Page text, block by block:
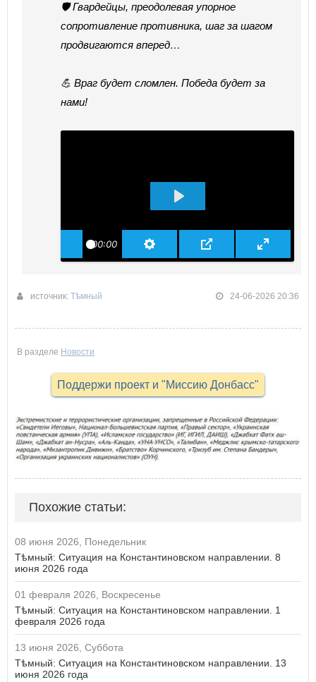
🛡️ Гвардейцы, преодолевая упорное
сопротивление противника, шаг за шагом
продвигаются вперед…
💪 Враг будет сломлен. Победа будет за
нами!
00:00
источник: Тѣмный 24-06-2026 20:36
В разделе Новости
Поддержи проект и "Миссию Донбасс"
Похожие статьи:
08 июня 2026, Понедельник
Тѣмный: Ситуация на Константиновском направлении. 8
июня 2026 года
01 февраля 2026, Воскресенье
Тѣмный: Ситуация на Константиновском направлении. 1
февраля 2026 года
13 июня 2026, Суббота
Тѣмный: Ситуация на Константиновском направлении. 13
июня 2026 года